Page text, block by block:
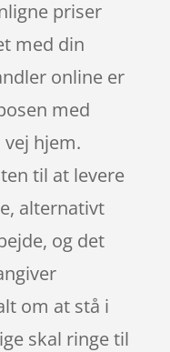
priser
med din
online er
med
hjem.
til at levere
alternativt
og det
om at stå i
skal ringe til